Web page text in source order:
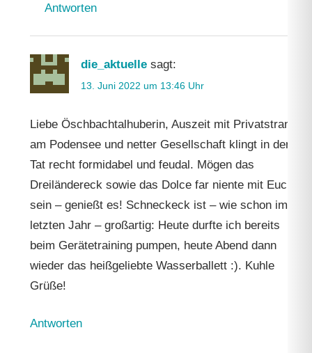
Antworten
die_aktuelle sagt:
13. Juni 2022 um 13:46 Uhr
Liebe Öschbachtalhuberin, Auszeit mit Privatstrand
am Podensee und netter Gesellschaft klingt in der
Tat recht formidabel und feudal. Mögen das
Dreiländereck sowie das Dolce far niente mit Euch
sein – genießt es! Schneckeck ist – wie schon im
letzten Jahr – großartig: Heute durfte ich bereits
beim Gerätetraining pumpen, heute Abend dann
wieder das heißgeliebte Wasserballett :). Kuhle
Grüße!
Antworten